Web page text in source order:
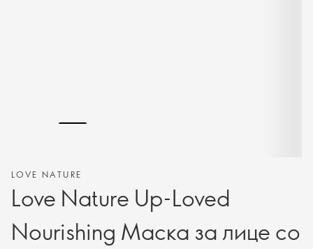
LOVE NATURE
Love Nature Up-Loved
Nourishing Маска за лице со